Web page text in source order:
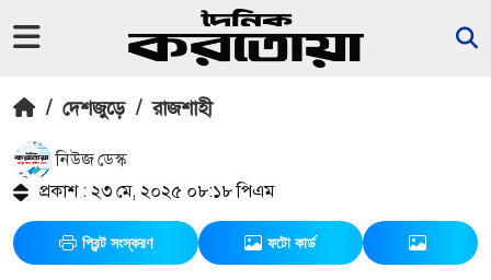
/ দেশজুড়ে / রাজশাহী
নিউজ ডেস্ক
প্রকাশ : ২৩ মে, ২০২৫ ০৮:১৮ পিএম
প্রিন্ট সংস্করণ ফটো কার্ড